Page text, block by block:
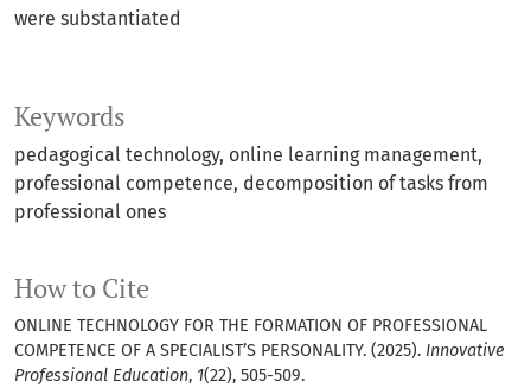
Keywords
pedagogical technology, online learning management,
professional competence, decomposition of tasks from
professional ones
How to Cite
ONLINE TECHNOLOGY FOR THE FORMATION OF PROFESSIONAL
COMPETENCE OF A SPECIALIST’S PERSONALITY. (2025). Innovative
Professional Education, 1(22), 505-509.
were substantiated